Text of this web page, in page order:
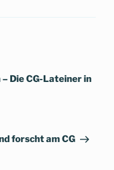
Die CG-Lateiner in
forscht am CG